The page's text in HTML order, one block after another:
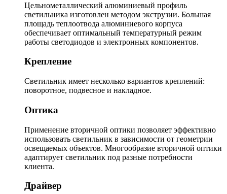
Цельнометаллический алюминиевый профиль
светильника изготовлен методом экструзии. Большая
площадь теплоотвода алюминиевого корпуса
обеспечивает оптимальный температурный режим
работы светодиодов и электронных компонентов.
Крепление
Светильник имеет несколько вариантов креплений:
поворотное, подвесное и накладное.
Оптика
Применение вторичной оптики позволяет эффективно
использовать светильник в зависимости от геометрии
освещаемых объектов. Многообразие вторичной оптики
адаптирует светильник под разные потребности
клиента.
Драйвер